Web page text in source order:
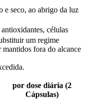
e seco, ao abrigo da luz
células
um regime
fora do alcance
por dose diária (2
Cápsulas)